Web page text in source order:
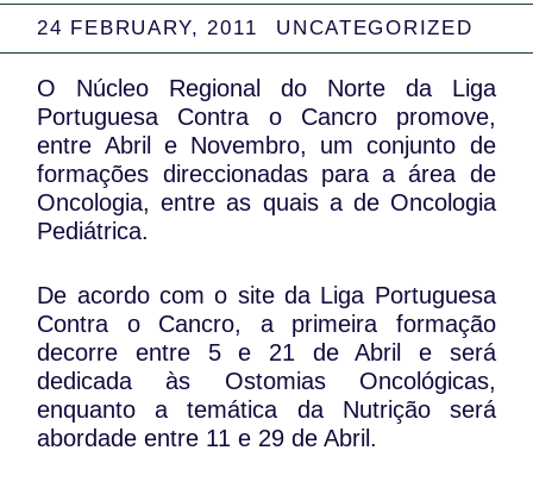
24 FEBRUARY, 2011 UNCATEGORIZED
O Núcleo Regional do Norte da Liga
Portuguesa Contra o Cancro promove,
entre Abril e Novembro, um conjunto de
formações direccionadas para a área de
Oncologia, entre as quais a de Oncologia
Pediátrica.
De acordo com o site da Liga Portuguesa
Contra o Cancro, a primeira formação
decorre entre 5 e 21 de Abril e será
dedicada às Ostomias Oncológicas,
enquanto a temática da Nutrição será
abordade entre 11 e 29 de Abril.